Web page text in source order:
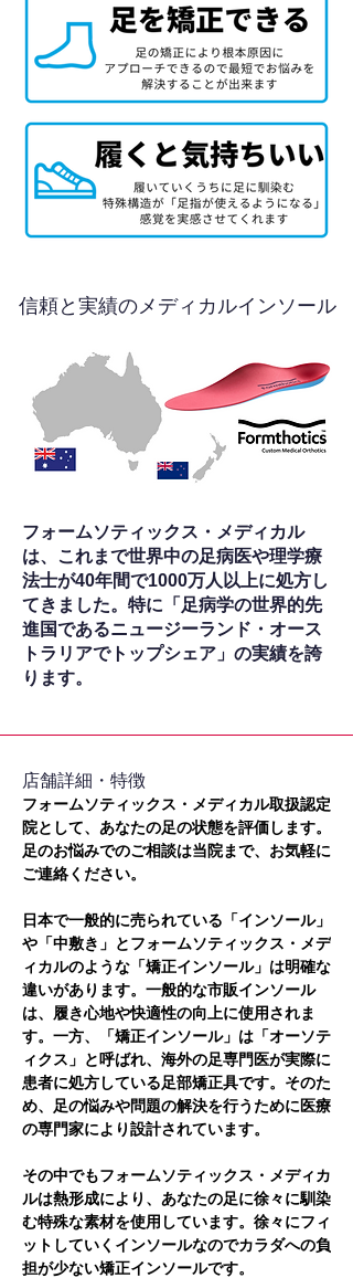
信頼と実績のメディカルインソール
フォームソティックス・メディカル
は、これまで世界中の足病医や理学療
法士が40年間で1000万人以上に処方し
てきました。特に「足病学の世界的先
進国であるニュージーランド・オース
トラリアでトップシェア」の実績を誇
ります。
​店舗詳細・特徴
フォームソティックス・メディカル取扱認定
院として、あなたの足の状態を評価します。
足のお悩みでのご相談は当院まで、お気軽に
ご連絡ください。
日本で一般的に売られている「インソール」
や「中敷き」とフォームソティックス・メデ
ィカルのような「矯正インソール」は明確な
違いがあります。一般的な市販インソール
は、履き心地や快適性の向上に使用されま
す。一方、「矯正インソール」は「オーソテ
ィクス」と呼ばれ、海外の足専門医が実際に
患者に処方している足部矯正具です。そのた
め、足の悩みや問題の解決を行うために医療
の専門家により設計されています。
その中でもフォームソティックス・メディカ
ルは熱形成により、あなたの足に徐々に馴染
む特殊な素材を使用しています。徐々にフィ
ットしていくインソールなのでカラダへの負
担が少ない矯正インソールです。